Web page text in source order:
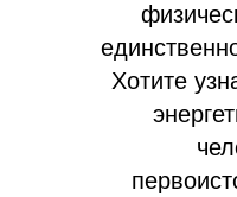
Хотите